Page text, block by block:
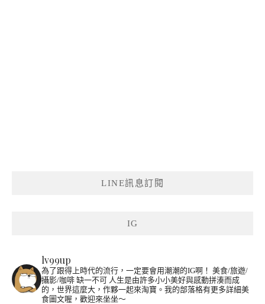
LINE訊息訂閱
IG
lv99up
為了跟得上時代的流行，一定要會用潮潮的IG啊！ 美食/旅遊/
攝影/咖啡 缺一不可 人生是由許多小小美好與感動拼湊而成
的，世界這麼大，作夥一起來淘寶。我的部落格有更多詳細美
食圖文喔，歡迎來坐坐～